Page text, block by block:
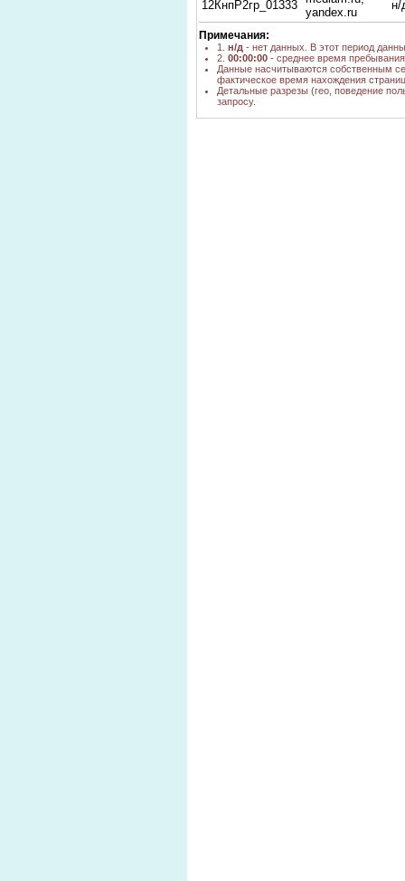
12КнпР2гр_01333
yandex.ru
н/
Примечания:
1. н/д - нет данных. В этот период
2. 00:00:00 - среднее время
Данные насчитываются собственным
фактическое время нахождения
Детальные разрезы (гео, поведение
запросу.